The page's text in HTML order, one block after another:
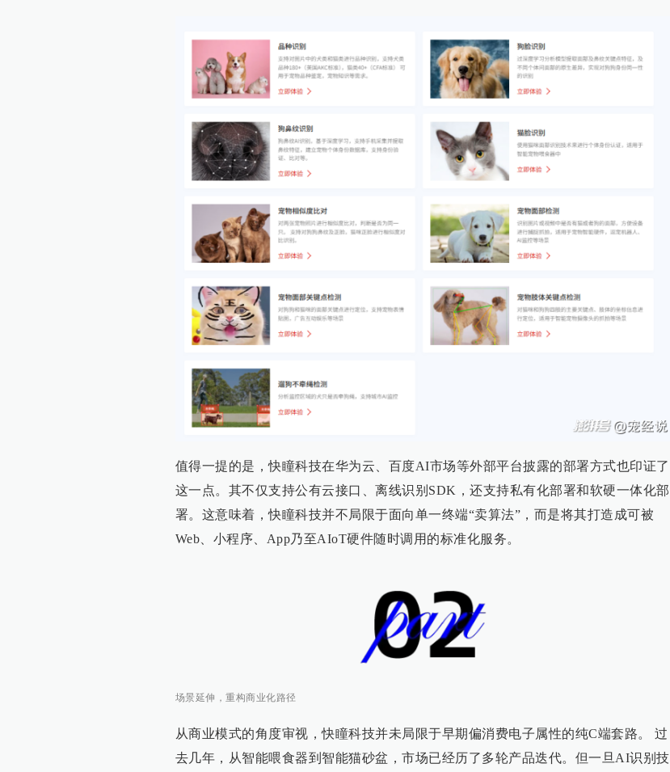
值得一提的是，快瞳科技在华为云、百度AI市场等外部平台披露的部署方式也印证了
这一点。其不仅支持公有云接口、离线识别SDK，还支持私有化部署和软硬一体化部
署。这意味着，快瞳科技并不局限于面向单一终端“卖算法”，而是将其打造成可被
Web、小程序、App乃至AIoT硬件随时调用的标准化服务。
场景延伸，重构商业化路径
从商业模式的角度审视，快瞳科技并未局限于早期偏消费电子属性的纯C端套路。 过
去几年，从智能喂食器到智能猫砂盆，市场已经历了多轮产品迭代。但一旦AI识别技